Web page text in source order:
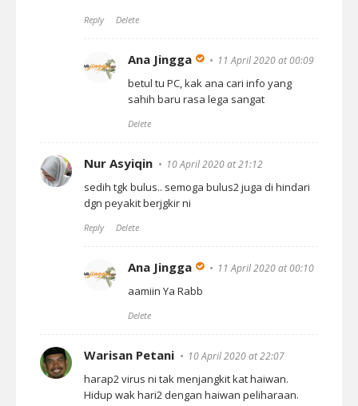
Reply Delete
Ana Jingga 11 April 2020 at 00:09
betul tu PC, kak ana cari info yang
sahih baru rasa lega sangat
Delete
Nur Asyiqin 10 April 2020 at 21:12
sedih tgk bulus.. semoga bulus2 juga di hindari
dgn peyakit berjgkir ni
Reply Delete
Ana Jingga 11 April 2020 at 00:10
aamiin Ya Rabb
Delete
Warisan Petani 10 April 2020 at 22:07
harap2 virus ni tak menjangkit kat haiwan.
Hidup wak hari2 dengan haiwan peliharaan.